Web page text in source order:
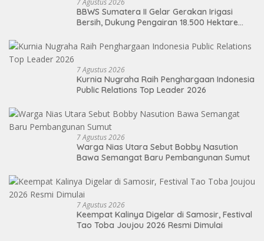
7 Agustus 2026
BBWS Sumatera II Gelar Gerakan Irigasi
Bersih, Dukung Pengairan 18.500 Hektare
7 Agustus 2026
Kurnia Nugraha Raih Penghargaan Indonesia
Public Relations Top Leader 2026
7 Agustus 2026
Warga Nias Utara Sebut Bobby Nasution
Bawa Semangat Baru Pembangunan Sumut
7 Agustus 2026
Keempat Kalinya Digelar di Samosir, Festival
Tao Toba Joujou 2026 Resmi Dimulai